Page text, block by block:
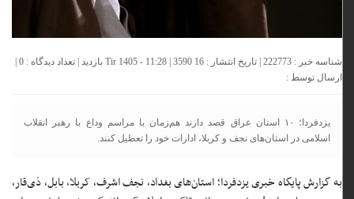
شناسه خبر : 222773 | تاریخ انتشار : 16 Tir 1405 - 11:28 | 3590 بازدید | تعداد دیدگاه : 0
|
ارسال توسط :
یزدفردا؛ ۱۰ استان عراق قصد دارند هم‌زمان با مراسم وداع با رهبر انقلاب
اسلامی در استان‌های نجف و کربلا، ادارات خود را تعطیل کنند.
به گزارش پایگاه خبری یزدفردا؛ استان‌های بغداد، نجف اشرف، کربلا، بابل، ذی‌قار،